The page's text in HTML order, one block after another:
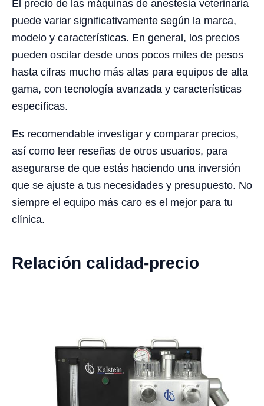
El precio de las máquinas de anestesia veterinaria
puede variar significativamente según la marca,
modelo y características. En general, los precios
pueden oscilar desde unos pocos miles de pesos
hasta cifras mucho más altas para equipos de alta
gama, con tecnología avanzada y características
específicas.
Es recomendable investigar y comparar precios,
así como leer reseñas de otros usuarios, para
asegurarse de que estás haciendo una inversión
que se ajuste a tus necesidades y presupuesto. No
siempre el equipo más caro es el mejor para tu
clínica.
Relación calidad-precio